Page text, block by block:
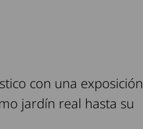
con una exposición
jardín real hasta su